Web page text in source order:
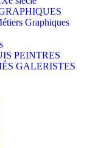
Graphiques
PEINTRES
GALERISTES